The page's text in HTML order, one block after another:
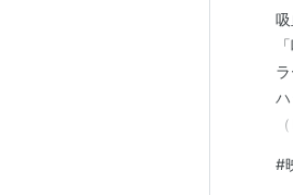
ブルー
ロー
ワル
サウン
#